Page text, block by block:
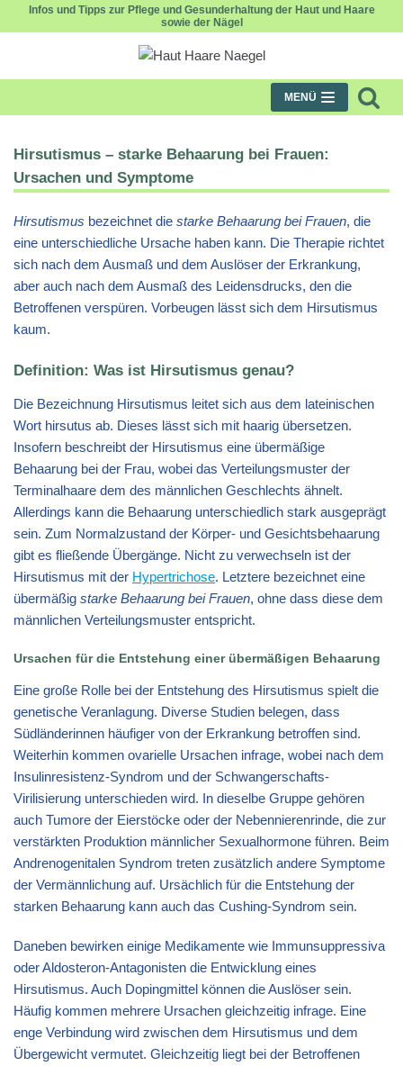
Infos und Tipps zur Pflege und Gesunderhaltung der Haut und Haare
sowie der Nägel
MENÜ
Hirsutismus – starke Behaarung bei Frauen:
Ursachen und Symptome
Hirsutismus bezeichnet die starke Behaarung bei Frauen, die
eine unterschiedliche Ursache haben kann. Die Therapie richtet
sich nach dem Ausmaß und dem Auslöser der Erkrankung,
aber auch nach dem Ausmaß des Leidensdrucks, den die
Betroffenen verspüren. Vorbeugen lässt sich dem Hirsutismus
kaum.
Definition: Was ist Hirsutismus genau?
Die Bezeichnung Hirsutismus leitet sich aus dem lateinischen
Wort hirsutus ab. Dieses lässt sich mit haarig übersetzen.
Insofern beschreibt der Hirsutismus eine übermäßige
Behaarung bei der Frau, wobei das Verteilungsmuster der
Terminalhaare dem des männlichen Geschlechts ähnelt.
Allerdings kann die Behaarung unterschiedlich stark ausgeprägt
sein. Zum Normalzustand der Körper- und Gesichtsbehaarung
gibt es fließende Übergänge. Nicht zu verwechseln ist der
Hirsutismus mit der Hypertrichose. Letztere bezeichnet eine
übermäßig starke Behaarung bei Frauen, ohne dass diese dem
männlichen Verteilungsmuster entspricht.
Ursachen für die Entstehung einer übermäßigen Behaarung
Eine große Rolle bei der Entstehung des Hirsutismus spielt die
genetische Veranlagung. Diverse Studien belegen, dass
Südländerinnen häufiger von der Erkrankung betroffen sind.
Weiterhin kommen ovarielle Ursachen infrage, wobei nach dem
Insulinresistenz-Syndrom und der Schwangerschafts-
Virilisierung unterschieden wird. In dieselbe Gruppe gehören
auch Tumore der Eierstöcke oder der Nebennierenrinde, die zur
verstärkten Produktion männlicher Sexualhormone führen. Beim
Andrenogenitalen Syndrom treten zusätzlich andere Symptome
der Vermännlichung auf. Ursächlich für die Entstehung der
starken Behaarung kann auch das Cushing-Syndrom sein.
Daneben bewirken einige Medikamente wie Immunsuppressiva
oder Aldosteron-Antagonisten die Entwicklung eines
Hirsutismus. Auch Dopingmittel können die Auslöser sein.
Häufig kommen mehrere Ursachen gleichzeitig infrage. Eine
enge Verbindung wird zwischen dem Hirsutismus und dem
Übergewicht vermutet. Gleichzeitig liegt bei der Betroffenen